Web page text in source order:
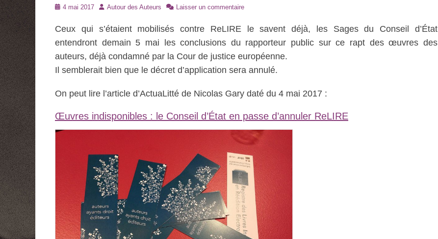
Posté4 mai 2017 Auteur
Autour des Auteurs Laisser un commentaire
Ceux qui s’étaient mobilisés contre ReLIRE le savent déjà, les Sages du Conseil d’État
entendront demain 5 mai les conclusions du rapporteur public sur ce rapt des œuvres des
auteurs, déjà condamné par la Cour de justice européenne.
Il semblerait bien que le décret d’application sera annulé.
On peut lire l’article d’ActuaLitté de Nicolas Gary daté du 4 mai 2017 :
Œuvres indisponibles : le Conseil d’État en passe d’annuler ReLIRE